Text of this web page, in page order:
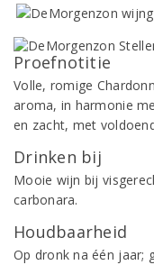
Proefnotitie
Volle, romige
aroma, in harmonie
en zacht, met
Drinken bij
Mooie wijn bij
carbonara.
Houdbaarheid
Op dronk na één jaar;